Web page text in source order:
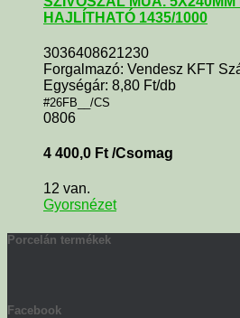
HAJLÍTHATÓ 1435/1000
3036408621230
Forgalmazó: Vendesz KFT
Egységár: 8,80 Ft/db
#26FB__/CS
0806
4 400,0 Ft /Csomag
12 van.
Gyorsnézet
Porcelán termékek
Facebook